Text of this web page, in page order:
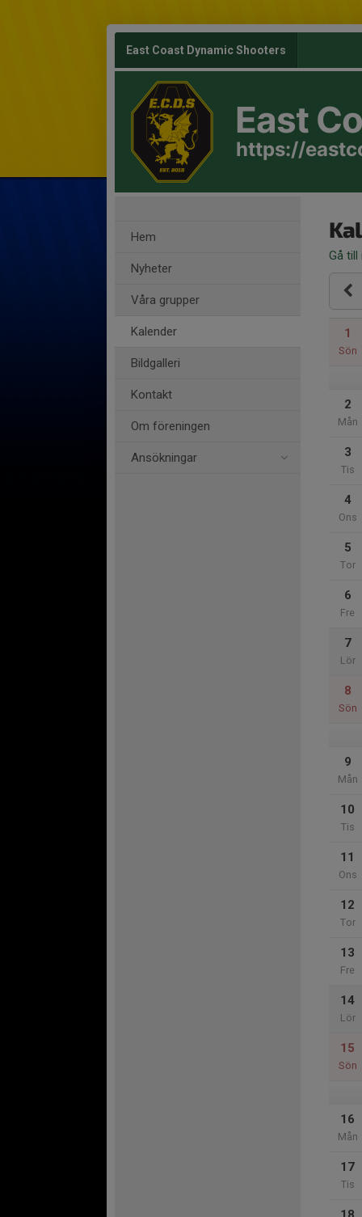
East Coast Dynamic Shooters
East
https://
Hem
Nyheter
Våra grupper
Kalender
Bildgalleri
Kontakt
Om föreningen
Ansökningar
Gå till
1
Sön
2
Mån
3
Tis
4
Ons
5
Tor
6
Fre
7
Lör
8
Sön
9
Mån
10
Tis
11
Ons
12
Tor
13
Fre
14
Lör
15
Sön
16
Mån
17
Tis